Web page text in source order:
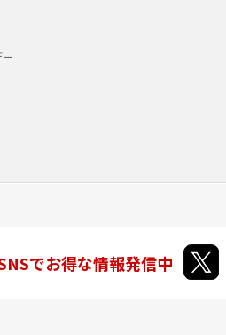
でお得な情報発信中